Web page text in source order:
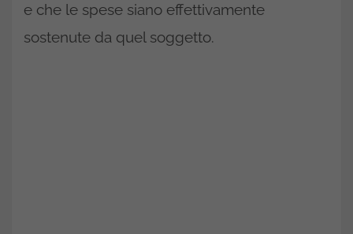
e che le spese siano effettivamente
sostenute da quel soggetto.